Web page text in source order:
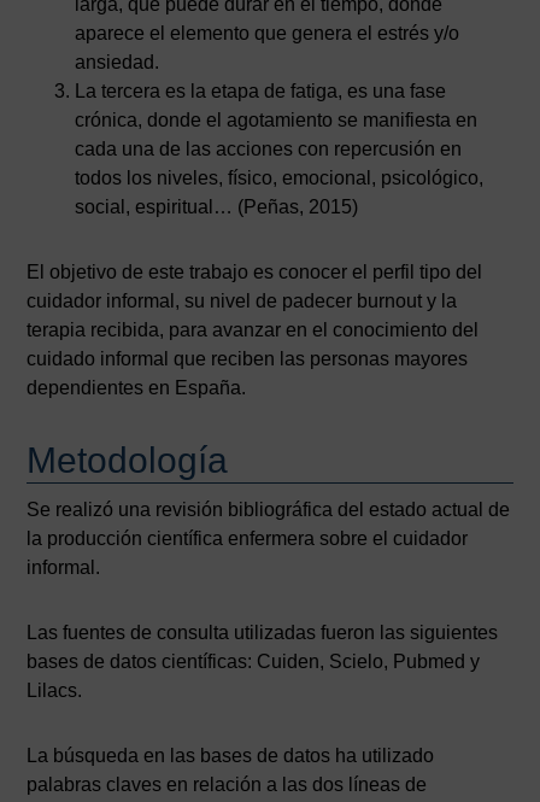
larga, que puede durar en el tiempo, donde
aparece el elemento que genera el estrés y/o
ansiedad.
La tercera es la etapa de fatiga, es una fase
crónica, donde el agotamiento se manifiesta en
cada una de las acciones con repercusión en
todos los niveles, físico, emocional, psicológico,
social, espiritual… (Peñas, 2015)
El objetivo de este trabajo es conocer el perfil tipo del
cuidador informal, su nivel de padecer burnout y la
terapia recibida, para avanzar en el conocimiento del
cuidado informal que reciben las personas mayores
dependientes en España.
Metodología
Se realizó una revisión bibliográfica del estado actual de
la producción científica enfermera sobre el cuidador
informal.
Las fuentes de consulta utilizadas fueron las siguientes
bases de datos científicas: Cuiden, Scielo, Pubmed y
Lilacs.
La búsqueda en las bases de datos ha utilizado
palabras claves en relación a las dos líneas de